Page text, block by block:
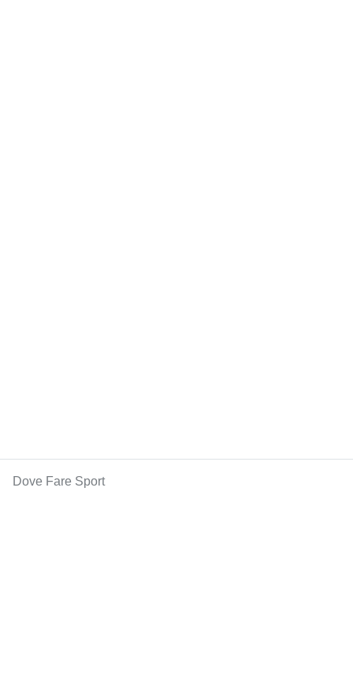
Dove Fare Sport